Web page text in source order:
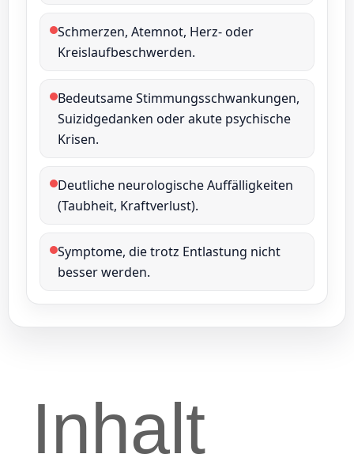
Schmerzen, Atemnot, Herz‑ oder
Kreislaufbeschwerden.
Bedeutsame Stimmungsschwankungen,
Suizidgedanken oder akute psychische
Krisen.
Deutliche neurologische Auffälligkeiten
(Taubheit, Kraftverlust).
Symptome, die trotz Entlastung nicht
besser werden.
Inhalt